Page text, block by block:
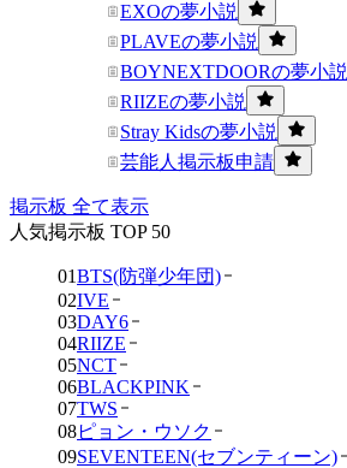
EXOの夢小説
PLAVEの夢小説
BOYNEXTDOORの夢小説
RIIZEの夢小説
Stray Kidsの夢小説
芸能人掲示板申請
掲示板 全て表示
人気掲示板 TOP 50
01BTS(防弾少年団)
02IVE
03DAY6
04RIIZE
05NCT
06BLACKPINK
07TWS
08ピョン・ウソク
09SEVENTEEN(セブンティーン)